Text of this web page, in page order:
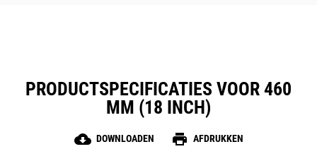
PRODUCTSPECIFICATIES VOOR 460
MM (18 INCH)
cloud_download DOWNLOADEN print AFDRUKKEN